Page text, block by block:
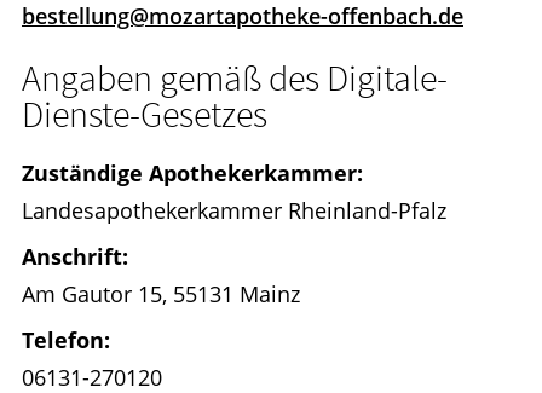
bestellung@mozartapotheke-offenbach.de
Angaben gemäß des Digitale-
Dienste-Gesetzes
Zuständige Apothekerkammer:
Landesapothekerkammer Rheinland-Pfalz
Anschrift:
Am Gautor 15, 55131 Mainz
Telefon:
06131-270120